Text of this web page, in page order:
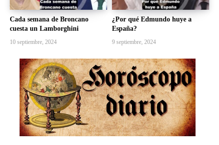
Cada semana de Broncano
cuesta un Lamborghini
10 septiembre, 2024
¿Por qué Edmundo huye a
España?
9 septiembre, 2024